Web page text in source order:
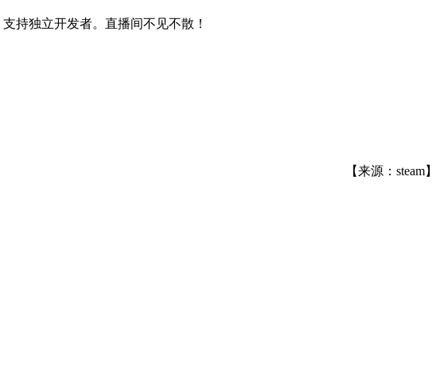
持独立开发者。直播间不见不散！
【来源：steam】